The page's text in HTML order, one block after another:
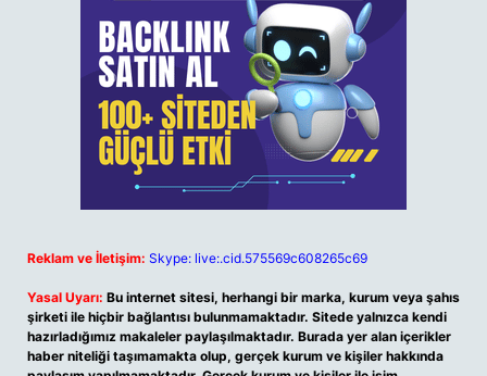
Reklam ve İletişim: Skype: live:.cid.575569c608265c69
Yasal Uyarı: Bu internet sitesi, herhangi bir marka, kurum veya şahıs
şirketi ile hiçbir bağlantısı bulunmamaktadır. Sitede yalnızca kendi
hazırladığımız makaleler paylaşılmaktadır. Burada yer alan içerikler
haber niteliği taşımamakta olup, gerçek kurum ve kişiler hakkında